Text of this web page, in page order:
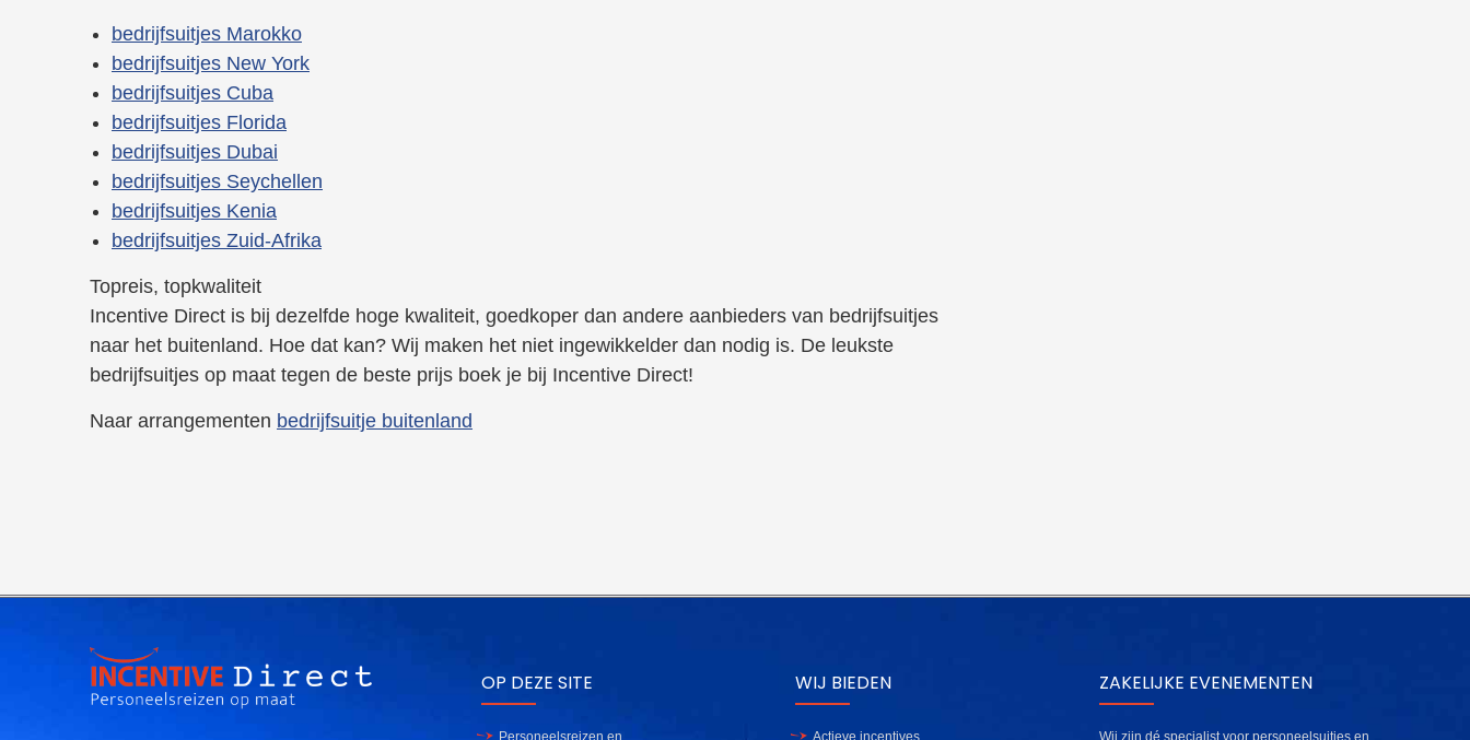
bedrijfsuitjes Marokko
bedrijfsuitjes New York
bedrijfsuitjes Cuba
bedrijfsuitjes Florida
bedrijfsuitjes Dubai
bedrijfsuitjes Seychellen
bedrijfsuitjes Kenia
bedrijfsuitjes Zuid-Afrika
Topreis, topkwaliteit
Incentive Direct is bij dezelfde hoge kwaliteit, goedkoper dan andere aanbieders van bedrijfsuitjes
naar het buitenland. Hoe dat kan? Wij maken het niet ingewikkelder dan nodig is. De leukste
bedrijfsuitjes op maat tegen de beste prijs boek je bij Incentive Direct!
Naar arrangementen bedrijfsuitje buitenland
OP DEZE SITE
Personeelsreizen en
WIJ BIEDEN
Actieve incentives
ZAKELIJKE EVENEMENTEN
Wij zijn dé specialist voor personeelsuitjes en